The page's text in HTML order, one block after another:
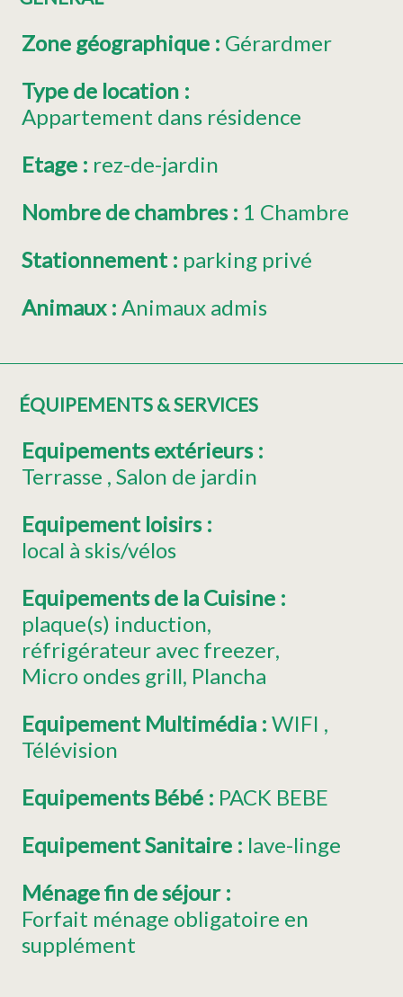
Zone géographique : Gérardmer
Type de location :
Appartement dans résidence
Etage : rez-de-jardin
Nombre de chambres : 1 Chambre
Stationnement : parking privé
Animaux : Animaux admis
ÉQUIPEMENTS & SERVICES
Equipements extérieurs :
Terrasse Salon de jardin
Equipement loisirs :
local à skis/vélos
Equipements de la Cuisine :
plaque(s) induction
réfrigérateur avec freezer
Micro ondes grill Plancha
Equipement Multimédia : WIFI
Télévision
Equipements Bébé : PACK BEBE
Equipement Sanitaire : lave-linge
Ménage fin de séjour :
Forfait ménage obligatoire en
supplément